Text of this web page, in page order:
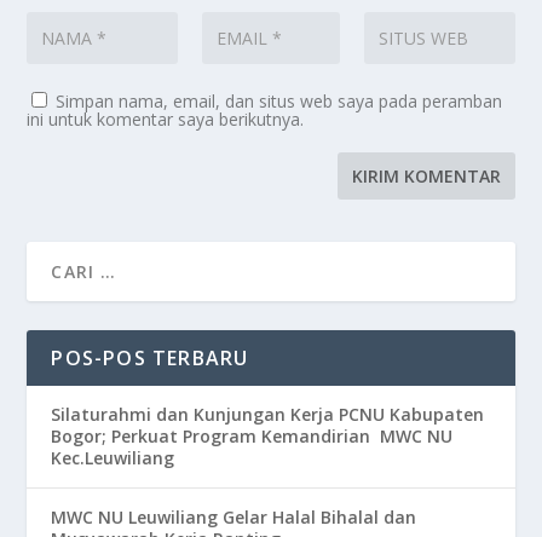
Simpan nama, email, dan situs web saya pada peramban
ini untuk komentar saya berikutnya.
POS-POS TERBARU
Silaturahmi dan Kunjungan Kerja PCNU Kabupaten
Bogor; Perkuat Program Kemandirian MWC NU
Kec.Leuwiliang
MWC NU Leuwiliang Gelar Halal Bihalal dan